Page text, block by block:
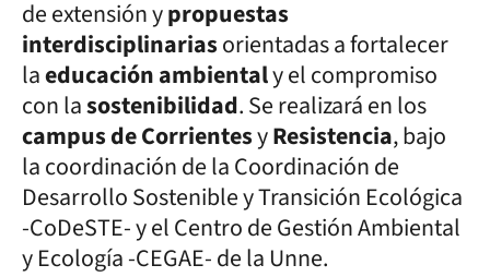
de extensión ypropuestas
interdisciplinariasorientadas a fortalecer
laeducación ambientaly el compromiso
con lasostenibilidad. Se realizará en los
campus de CorrientesyResistencia, bajo
la coordinación de la Coordinación de
Desarrollo Sostenible y Transición Ecológica
-CoDeSTE- y el Centro de Gestión Ambiental
y Ecología -CEGAE- de la Unne.